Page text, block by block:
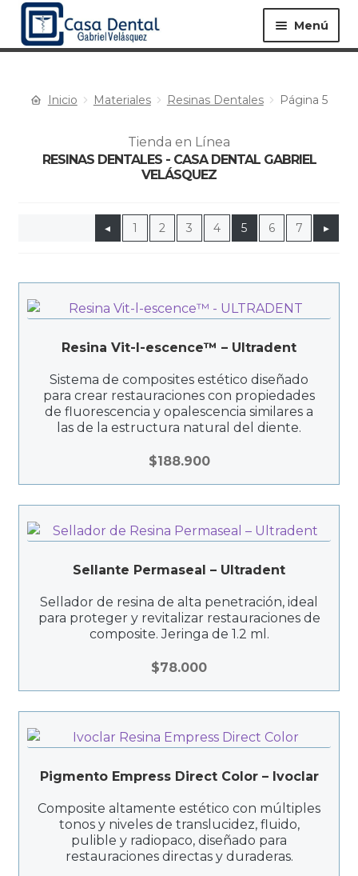
Menú
Equipos ▸ Materiales ▸
Especialidades ▸ Instrumentos ▸
Desechables ▸
Productos Destacados ▸
Inicio Materiales Resinas Dentales Página 5
Tienda en Línea
RESINAS DENTALES - CASA DENTAL GABRIEL
VELÁSQUEZ
◂ 1 2 3 4 5 6 7 ▸
Resina Vit-l-escence™ – Ultradent
Sistema de composites estético diseñado
para crear restauraciones con propiedades
de fluorescencia y opalescencia similares a
las de la estructura natural del diente.
$188.900
Sellante Permaseal – Ultradent
Sellador de resina de alta penetración, ideal
para proteger y revitalizar restauraciones de
composite. Jeringa de 1.2 ml.
$78.000
Pigmento Empress Direct Color – Ivoclar
Composite altamente estético con múltiples
tonos y niveles de translucidez, fluido,
pulible y radiopaco, diseñado para
restauraciones directas y duraderas.